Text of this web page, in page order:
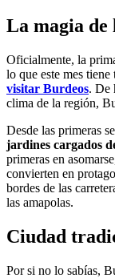
La magia
Oficialmente, la
lo que este mes
visitar Burdeos. De
clima de la región,
Desde las primeras
jardines cargados
primeras en
convierten en
bordes de las
las amapolas.
Ciudad
Por si no lo sabías,